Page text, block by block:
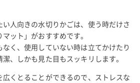
人向きの水切りかごは、使う時だけさ
ット」がおすすめです。
く、使用していない時は立てかけたり
、しかも見た目もスッキリします。
くとることができるので、ストレスな